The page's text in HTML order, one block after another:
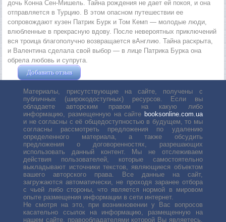
дочь Конна Сен-Мишель. Тайна рождения не дает ей покоя, и она
отправляется в Турцию. В этом опасном путешествии ее
сопровождают кузен Патрик Бурк и Том Кемп — молодые люди,
влюбленные в прекрасную вдову. После невероятных приключений
вся троица благополучно возвращается вАнглию. Тайна раскрыта,
и Валентина сделала свой выбор — в лице Патрика Бурка она
обрела любовь и супруга.
Добавить отзыв
Материалы, присутствующие на сайте, получены с
публичных (широкодоступных) ресурсов. Если вы
обладаете авторским правом на какую либо
информацию, размещенную на сайте booksonline.com.ua
и не согласны с её общедоступностью в будущем, то мы
согласны рассмотреть предложения по удалению
определенного материала, а также обсудить
предложения о договоренностях, разрешающих
использовать данный контент. Мы не отслеживаем
действия пользователей, которые самостоятельно
выкладывают источники текстов, являющиеся объектом
вашего авторского права. Все данные на сайт,
загружаются автоматически, не проходя заранее отбора
с чьей либо стороны, что является нормой в мировом
опыте размещения информации в сети интернет.
Не смотря на это, при возникновении у Вас вопросов
касательно ссылок на информацию, размещенную на
нашем сайте, правообладателями которой Вы являетесь,